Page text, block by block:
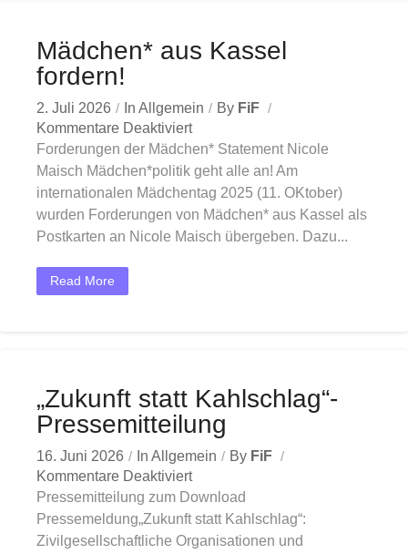
Mädchen* aus Kassel
fordern!
2. Juli 2026 In Allgemein By FiF
Kommentare Deaktiviert
Forderungen der Mädchen* Statement Nicole
Maisch Mädchen*politik geht alle an! Am
internationalen Mädchentag 2025 (11. OKtober)
wurden Forderungen von Mädchen* aus Kassel als
Postkarten an Nicole Maisch übergeben. Dazu...
Read More
„Zukunft statt Kahlschlag“-
Pressemitteilung
16. Juni 2026 In Allgemein By FiF
Kommentare Deaktiviert
Pressemitteilung zum Download
Pressemeldung„Zukunft statt Kahlschlag“:
Zivilgesellschaftliche Organisationen und